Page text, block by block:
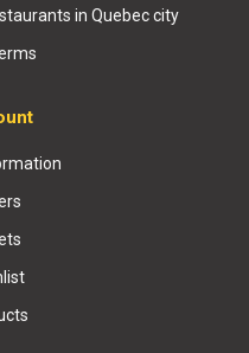
in Quebec city